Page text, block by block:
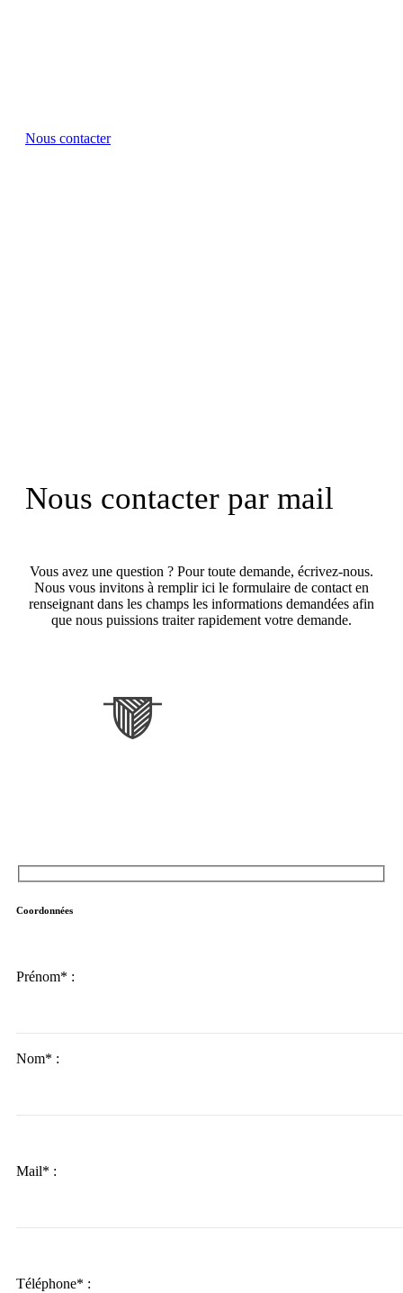
Nous contacter
Nous contacter par mail
Vous avez une question ? Pour toute demande, écrivez-nous.
Nous vous invitons à remplir ici le formulaire de contact en
renseignant dans les champs les informations demandées afin
que nous puissions traiter rapidement votre demande.
Coordonnées
Prénom* :
Nom* :
Mail* :
Téléphone* :